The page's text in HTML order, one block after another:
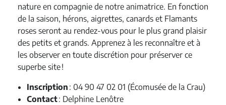
nature en compagnie de notre animatrice. En fonction
de la saison, hérons, aigrettes, canards et Flamants
roses seront au rendez-vous pour le plus grand plaisir
des petits et grands. Apprenez à les reconnaître et à
les observer en toute discrétion pour préserver ce
superbe site !
Inscription : 04 90 47 02 01 (Écomusée de la Crau)
Contact: Delphine Lenôtre